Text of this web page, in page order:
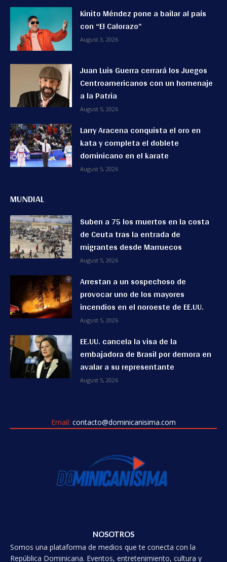
Kinito Méndez pone a bailar al país
con “El Calorazo”
August 3, 2026
Juan Luis Guerra cerrará los Juegos
Centroamericanos con un homenaje
a la Patria
August 5, 2026
Larry Aracena conquista el oro en
kata y completa el doblete
dominicano en el karate
August 5, 2026
MUNDIAL
Suben a 75 los muertos en la costa
de Ceuta tras la entrada de
migrantes desde Marruecos
August 5, 2026
Arrestan a un sospechoso de
provocar uno de los mayores
incendios en el noroeste de EE.UU.
August 5, 2026
EE.UU. cancela la visa de la
embajadora de Brasil por demora en
avalar a su representante
August 5, 2026
Email: contacto@dominicanisima.com
NOSOTROS
Somos una plataforma de medios que te conecta con la
República Dominicana. Eventos, entretenimiento, cultura y